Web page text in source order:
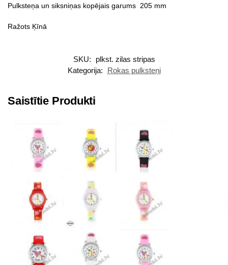
Pulksteņa un siksniņas kopējais garums 205 mm
Ražots Ķīnā
SKU:
plkst. zilas stripas
Kategorija:
Rokas pulksteņi
Saistītie Produkti